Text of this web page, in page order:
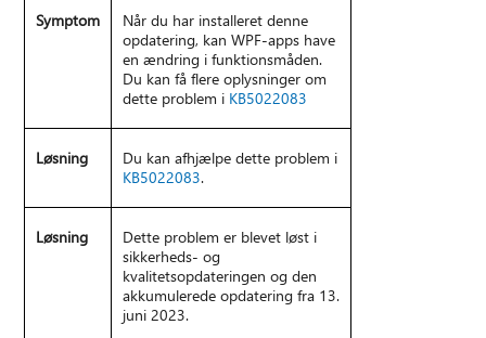
Symptom
Når du har installeret denne
opdatering, kan WPF-apps have
en ændring i funktionsmåden.
Du kan få flere oplysninger om
dette problem i KB5022083
Løsning
Du kan afhjælpe dette problem i
KB5022083.
Løsning
Dette problem er blevet løst i
sikkerheds- og
kvalitetsopdateringen og den
akkumulerede opdatering fra 13.
juni 2023.